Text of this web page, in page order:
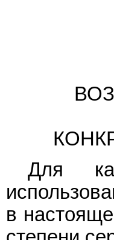
Для
в